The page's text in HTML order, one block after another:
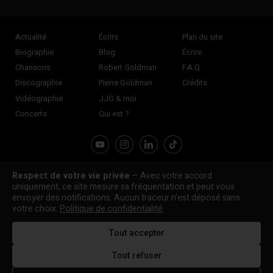
Actualité
Biographie
Chansons
Discographie
Vidéographie
Concerts
Écrits
Blog
Robert Goldman
Pierre Goldman
JJG & moi
Qui est ?
Plan du site
Écrire
F.A.Q
Crédits
Association "Parler d'sa vie" © Depuis 1997 - Tous droits réservés |
Signaler une erreur |Confidentialité|Gestion des cookies|Dernière
mise à jour : 05/08/2026
DESIGNED &
DEVELOPED BY
Respect de votre vie privée — Avec votre accord
uniquement, ce site mesure sa fréquentation et peut vous
envoyer des notifications. Aucun traceur n’est déposé sans
votre choix. Politique de confidentialité
Tout accepter
Tout refuser